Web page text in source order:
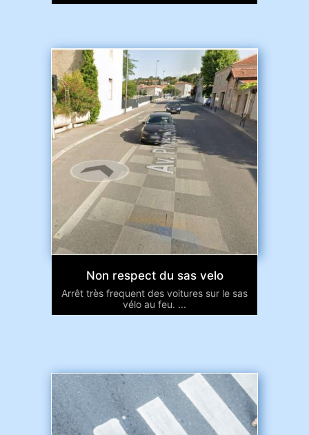
Non respect du sas velo
Arrêt très frequent des voitures sur le sas
vélo au feu. ...